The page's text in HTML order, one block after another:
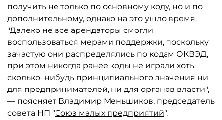
получить не только по основному коду, но и по
дополнительному, однако на это ушло время.
"Далеко не все арендаторы смогли
воспользоваться мерами поддержки, поскольку
зачастую они распределялись по кодам ОКВЭД,
при этом никогда ранее коды не играли хоть
сколько–нибудь принципиального значения ни
для предпринимателей, ни для органов власти",
— поясняет Владимир Меньшиков, председатель
совета НП "Союз малых предприятий".